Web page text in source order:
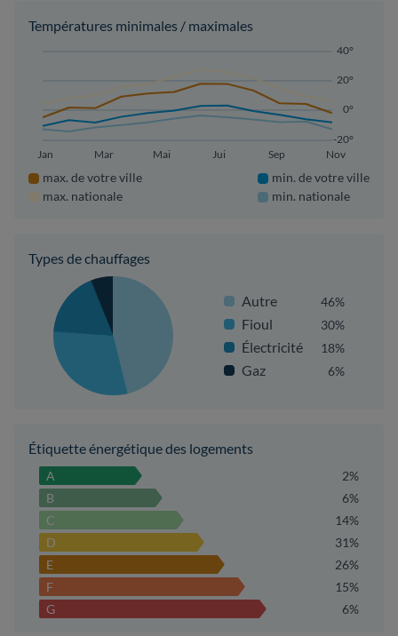
Températures minimales / maximales
-20°
0°
20°
40°
Jan Mar Mai Jui Sep Nov
max. de votre ville
max. nationale
min. de votre ville
min. nationale
Types de chauffages
Autre 46%
Fioul 30%
Électricité 18%
Gaz 6%
Étiquette énergétique des logements
A
2%
B
6%
C
14%
D
31%
E
26%
F
15%
G
6%